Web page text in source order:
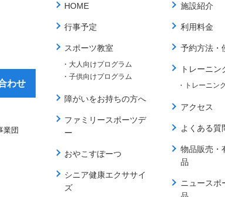
わせ
業団
HOME
行事予定
スポーツ教室
・大人向けプログラム
・子供向けプログラム
障がいをお持ちの方へ
ファミリースポーツデ
ー
おやこすぽーつ
シニア健康エクササイ
ズ
施設紹介
利用料金
予約方法・
トレーニ
・トレーニン
アクセス
よくある質
物品販売・
品
ニュースポ